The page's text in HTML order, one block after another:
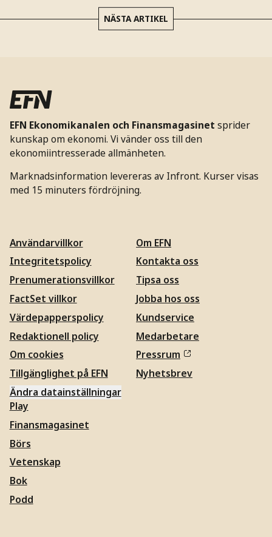
NÄSTA ARTIKEL
EFN Ekonomikanalen och Finansmagasinet sprider
kunskap om ekonomi. Vi vänder oss till den
ekonomiintresserade allmänheten.
Marknadsinformation levereras av Infront. Kurser visas
med 15 minuters fördröjning.
Användarvillkor
Integritetspolicy
Prenumerationsvillkor
FactSet villkor
Värdepapperspolicy
Redaktionell policy
Om cookies
Tillgänglighet på EFN
Ändra datainställningar
Om EFN
Kontakta oss
Tipsa oss
Jobba hos oss
Kundservice
Medarbetare
Pressrum
Nyhetsbrev
Play
Finansmagasinet
Börs
Vetenskap
Bok
Podd